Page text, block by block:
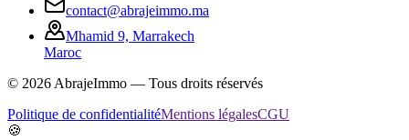
contact@abrajeimmo.ma
Mhamid 9, Marrakech
Maroc
© 2026AbrajeImmo — Tous droits réservés
Politique de confidentialitéMentions légalesCGU
🍪